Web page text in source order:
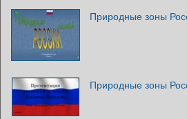
Природные зоны
Природные зоны